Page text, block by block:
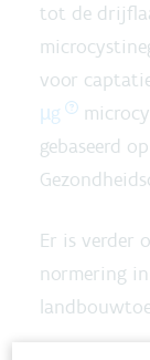
tot de
voor
µg
gebaseerd
Er is verder
normering